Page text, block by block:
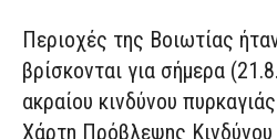
Περιοχές της Βοιωτίας
βρίσκονται για σήμερα
ακραίου κινδύνου
Χάρτη Πρόβλεψης